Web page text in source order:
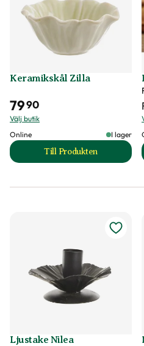
Keramikskål Zilla
7990
Välj butik
Online
I lager
Till Produkten
till Keramikskål
Ljustake Nilea